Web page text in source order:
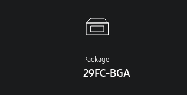
Package
29FC-BGA